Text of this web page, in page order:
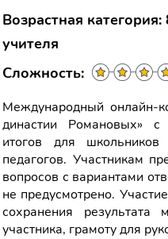
Возрастная
учителя
Сложность:
Международный онлайн-
династии Романовых» с
итогов для
педагогов. Участникам
вопросов с вариантами
не предусмотрено.
сохранения
участника, грамоту для